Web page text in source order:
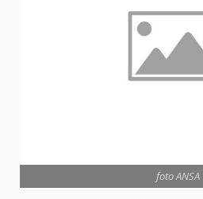
foto ANSA